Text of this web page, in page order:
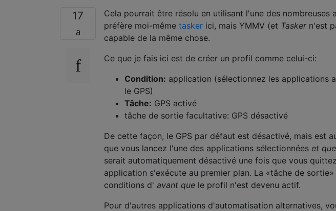
17 Cela pourrait être résolu en utilisant l'une des nombreuses
préfère moi-même tasker ici, mais YMMV (et Tasker n'est
capable de la même chose.
Ce que je fais ici est de créer un profil comme celui-ci:
Condition: application (sélectionnez les applications
le GPS)
Tâche: GPS activé
tâche de sortie facultative: GPS désactivé
De cette façon, le GPS par défaut est désactivé, mais est
que vous lancez l'une des applications sélectionnées et
serait automatiquement désactivé une fois que vous
application s'exécute au premier plan. La «tâche de
conditions d' avant que le profil n'est devenu actif.
Pour d'autres applications d'automatisation alternatives,